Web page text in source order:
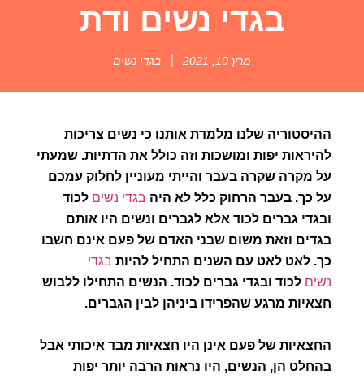
בגדי נשים ודת
מרץ 10, 2021 בגדי נשים
ההיסטוריה שלנו מלמדת אותנו כי נשים צריכות
להיראות יפות ומושכות וזה כולל את הדתיות. שמעתי
על מקרה שקרה בעבר והייתי מעוניין לחלוק עמכם
על כך. בעבר הרחוק כלל לא היה בגדי נשים לכוד
ובגדי גברים לכוד אלא לגברים ונשים היו אותם
בגדים וזאת משום שבני האדם של פעם אינם חשבו
כך. לאט לאט עם השנים התחיל להיות בגדי
נשים לכוד ובגדי גברים לכוד. הנשים התחילו ללבוש
חצאיות מרגע שהפרידו ביניהן לבין הגברים.
החצאיות של פעם אינן היו חצאיות מבד איכותי אבל
בהחלט הן, הנשים, היו נראות הרבה יותר יפות